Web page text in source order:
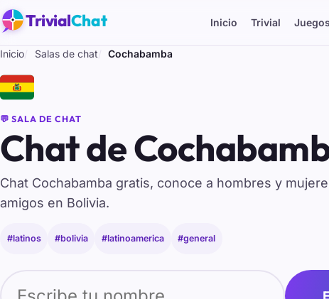
TrivialChat Inicio Trivial Juegos
Inicio Salas de chat Cochabamba
🇧🇴
💬 SALA DE CHAT
Chat de
Chat Cochabamba gratis, conoce a hombres y
amigos en Bolivia.
#latinos #bolivia #latinoamerica #general